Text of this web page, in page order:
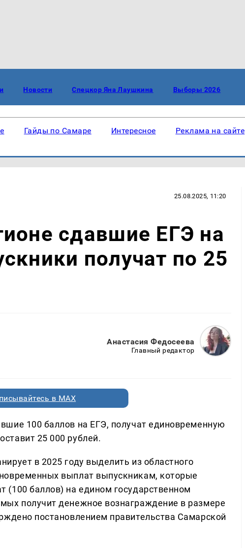
Новости Спецкор Яна Лаушкина Выборы 2026
Гайды по Самаре Интересное Реклама на сайте
25.08.2025, 11:20
сдавшие ЕГЭ на
получат по 25
Анастасия Федосеева
Главный редактор
в MAX
100 баллов на ЕГЭ, получат единовременную
25 000 рублей.
в 2025 году выделить из областного
выплат выпускникам, которые
(100 баллов) на едином государственном
получит денежное вознаграждение в размере
постановлением правительства Самарской